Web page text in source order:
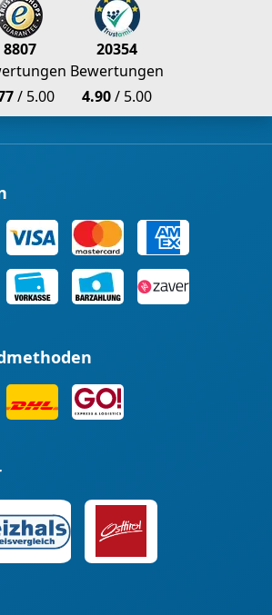
8807
/ 5.00
20354
Bewertungen
4.90/ 5.00